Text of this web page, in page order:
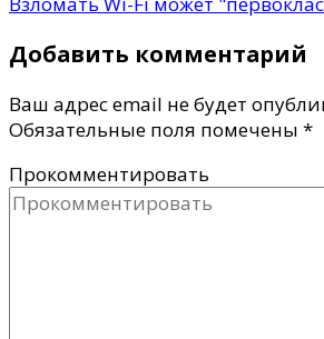
Добавить комментарий
Ваш адрес email не будет
Обязательные поля помечены *
Прокомментировать